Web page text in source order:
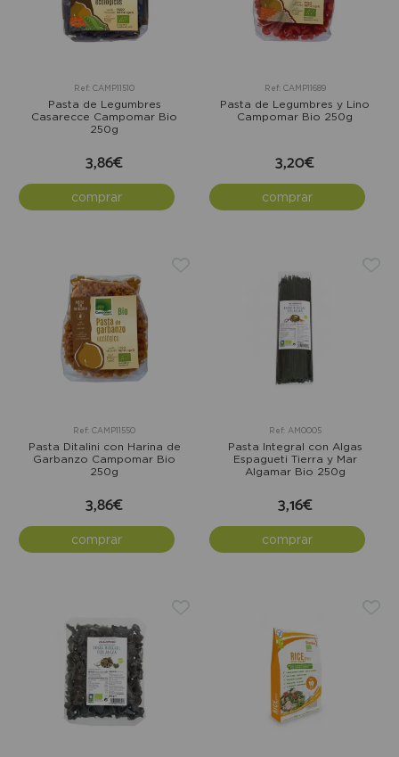
Ref: CAMP11510
Pasta de Legumbres
Casarecce Campomar Bio
250g
3,86€
comprar
Ref: CAMP11689
Pasta de Legumbres y Lino
Campomar Bio 250g
3,20€
comprar
Ref: CAMP11550
Pasta Ditalini con Harina de
Garbanzo Campomar Bio
250g
3,86€
comprar
Ref: AM0005
Pasta Integral con Algas
Espagueti Tierra y Mar
Algamar Bio 250g
3,16€
comprar